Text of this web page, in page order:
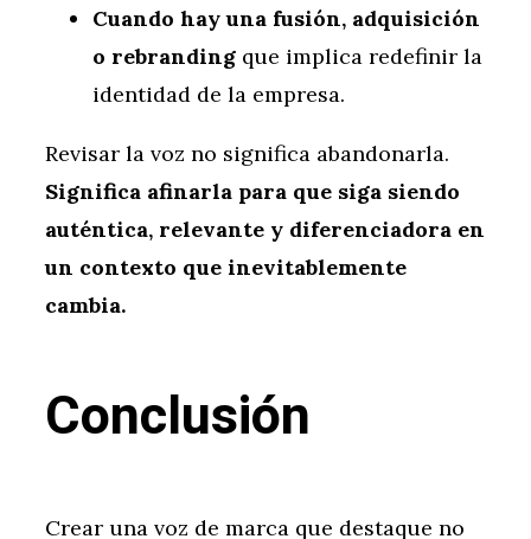
Cuando hay una fusión, adquisición
o rebranding que implica redefinir la
identidad de la empresa.
Revisar la voz no significa abandonarla.
Significa afinarla para que siga siendo
auténtica, relevante y diferenciadora en
un contexto que inevitablemente
cambia.
Conclusión
Crear una voz de marca que destaque no